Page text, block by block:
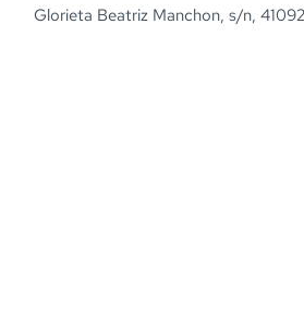
Glorieta Beatriz Manchon, s/n,